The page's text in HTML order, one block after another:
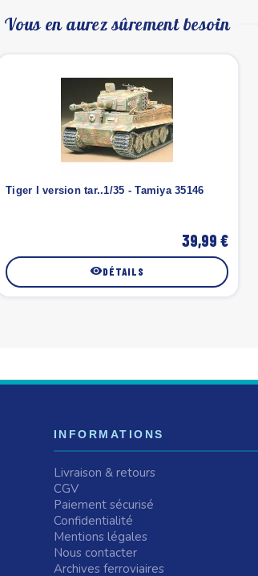
Vous en aurez sûrement besoin
Tiger I version tar..1/35 - Tamiya 35146
39,99 €
visibilityDÉTAILS
INFORMATIONS
Livraison & retours
CGV
Paiement sécurisé
Confidentialité
Mentions légales
Nous contacter
Archives ferroviaires